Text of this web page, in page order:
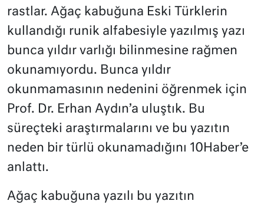
rastlar. Ağaç kabuğuna Eski Türklerin
kullandığı runik alfabesiyle yazılmış yazı
bunca yıldır varlığı bilinmesine rağmen
okunamıyordu. Bunca yıldır
okunmamasının nedenini öğrenmek için
Prof. Dr. Erhan Aydın’a uluştık. Bu
süreçteki araştırmalarını ve bu yazıtın
neden bir türlü okunamadığını 10Haber’e
anlattı.
Ağaç kabuğuna yazılı bu yazıtın